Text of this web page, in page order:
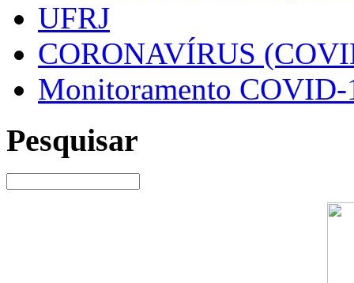
UFRJ
CORONAVÍRUS
Monitoramento COVID-
Pesquisar